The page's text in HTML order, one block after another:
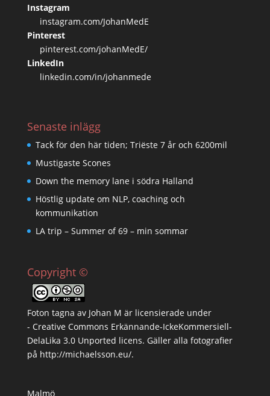
Instagram
instagram.com/JohanMedE
Pinterest
pinterest.com/johanMedE/
LinkedIn
linkedin.com/in/johanmede
Senaste inlägg
Tack för den här tiden; Triëste 7 år och 6200mil
Mustigaste Scones
Down the memory lane i södra Halland
Höstlig update om NLP, coaching och
kommunikation
LA trip – Summer of 69 – min sommar
Copyright ©
Foton tagna av Johan M är licensierade under
- Creative Commons Erkännande-IckeKommersiell-
DelaLika 3.0 Unported licens. Gäller alla fotografier
på http://michaelsson.eu/.
Malmö